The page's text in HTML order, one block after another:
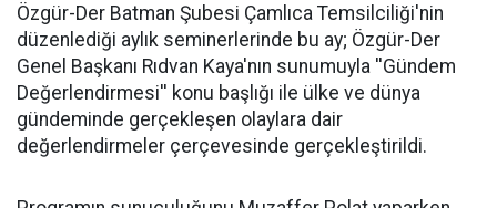
​Özgür-Der Batman Şubesi Çamlıca Temsilciliği'nin
düzenlediği aylık seminerlerinde bu ay; Özgür-Der
Genel Başkanı Rıdvan Kaya'nın sunumuyla ''Gündem
Değerlendirmesi'' konu başlığı ile ülke ve dünya
gündeminde gerçekleşen olaylara dair
değerlendirmeler çerçevesinde gerçekleştirildi.